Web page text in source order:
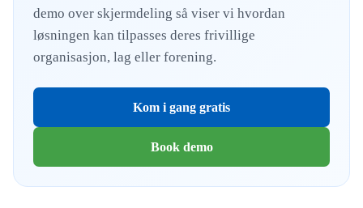
demo over skjermdeling så viser vi hvordan
løsningen kan tilpasses deres frivillige
organisasjon, lag eller forening.
Kom i gang gratis
Book demo